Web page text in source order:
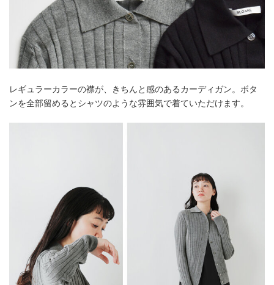
レギュラーカラーの襟が、きちんと感のあるカーディガン。ボタ
ンを全部留めるとシャツのような雰囲気で着ていただけます。